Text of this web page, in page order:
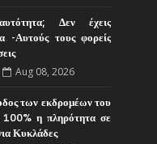
Δεν έχεις
-Αυτούς τους φορείς
Aug 08, 2026
των εκδρομέων του
η πληρότητα σε
Κυκλάδες